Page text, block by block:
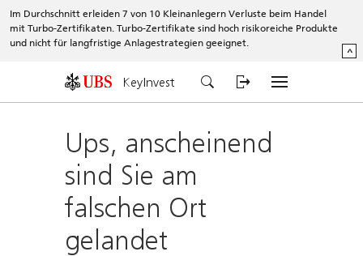
Im Durchschnitt erleiden 7 von 10 Kleinanlegern Verluste beim Handel
mit Turbo-Zertifikaten. Turbo-Zertifikate sind hoch risikoreiche Produkte
und nicht für langfristige Anlagestrategien geeignet.
^
KeyInvest
Ups, anscheinend
sind Sie am
falschen Ort
gelandet